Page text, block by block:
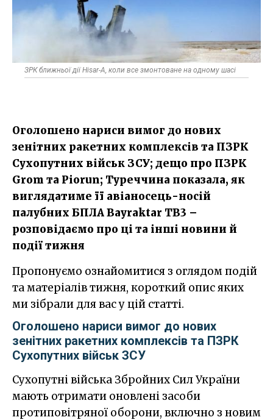
ЗРК ближньої дії Hisar-A, коли все змонтоване на одному шасі
Оголошено нариси вимог до нових
зенітних ракетних комплексів та ПЗРК
Сухопутних військ ЗСУ; дещо про ПЗРК
Grom та Piorun; Туреччина показала, як
виглядатиме її авіаносець-носій
палубних БПЛА Bayraktar TB3 –
розповідаємо про ці та інші новини й
події тижня
Пропонуємо ознайомитися з оглядом подій
та матеріалів тижня, короткий опис яких
ми зібрали для вас у цій статті.
Оголошено нариси вимог до нових
зенітних ракетних комплексів та ПЗРК
Сухопутних військ ЗСУ
Сухопутні війська Збройних Сил України
мають отримати оновлені засоби
протиповітряної оборони, включно з новим